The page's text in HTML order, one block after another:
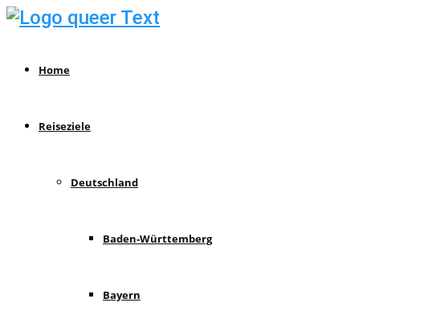
Home
Reiseziele
Deutschland
Baden-Württemberg
Bayern